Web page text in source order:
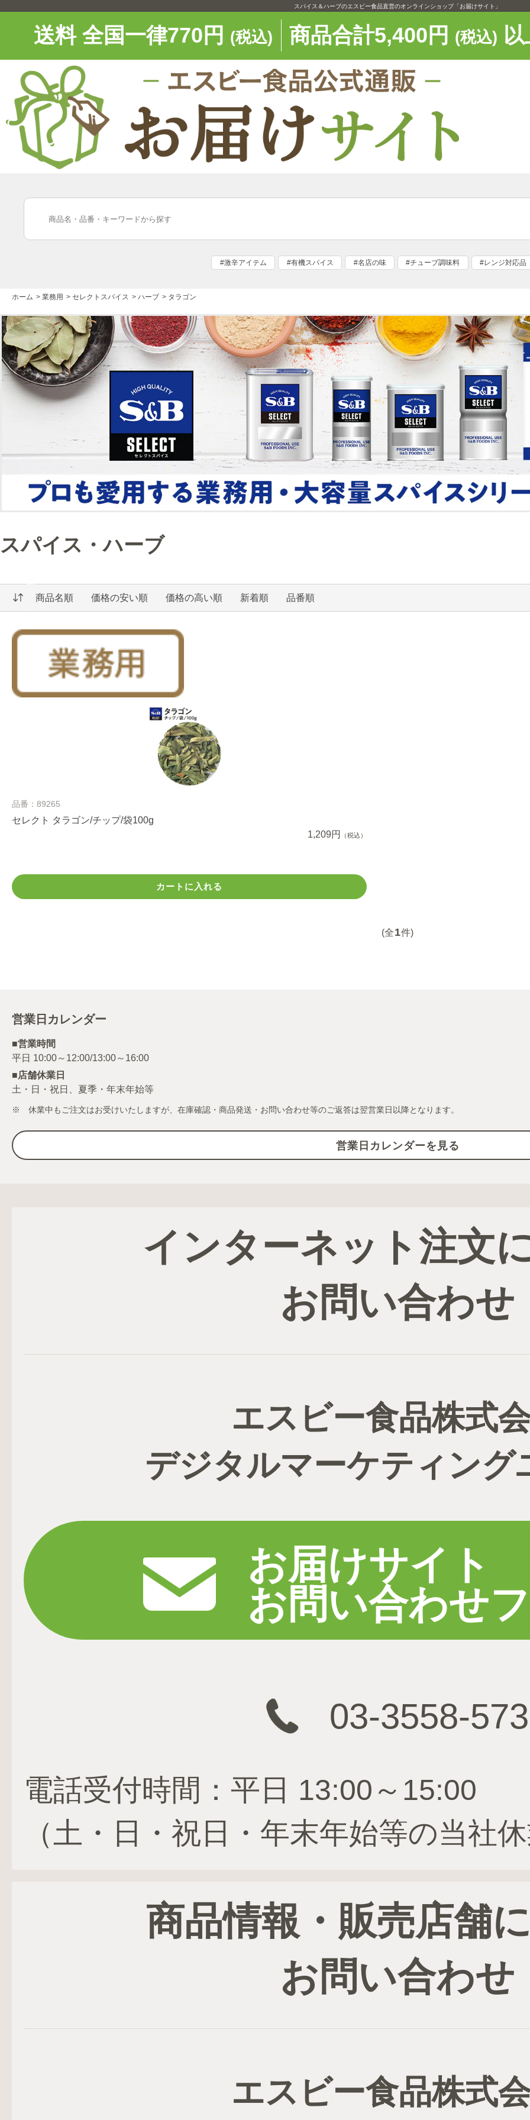
スパイス＆ハーブのエスビー食品直営のオンラインショップ「お届けサイト」
送料 全国一律770円 (税込) 商品合計5,400円 (税込)
#激辛アイテム #有機スパイス #名店の味 #チューブ調味料 #レンジ対応品
ホーム > 業務用 > セレクトスパイス > ハーブ > タラゴン
スパイス・ハーブ
商品名順 価格の安い順 価格の高い順 新着順 品番順
品番：89265
セレクト タラゴン/チップ/袋100g
1,209円
（税込）
カートに入れる
(全1件)
営業日カレンダー
■営業時間
■店舗休業日
土・日・祝日、夏季・年末年始等
※ 休業中もご注文はお受けいたしますが、在庫確認・商品発送・お問い合わせ等のご返答は翌営業日以降となります。
営業日カレンダーを見る
インターネット注文
お問い合わせ
エスビー食品株式
デジタルマーケティング
お届けサイト
お問い合わせ
03-3558-
電話受付時間：平日 13:00～15:00
（土・日・祝日・年末年始等の当社
商品情報・販売店舗
お問い合わせ
エスビー食品株式